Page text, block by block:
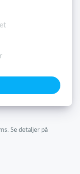
Se detaljer på